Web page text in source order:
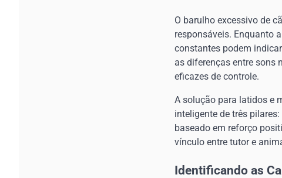
O barulho excessivo de
responsáveis. Enquanto
constantes podem
as diferenças entre sons
eficazes de controle.
A solução para latidos e
inteligente de três
baseado em reforço
vínculo entre tutor e
Identificando as